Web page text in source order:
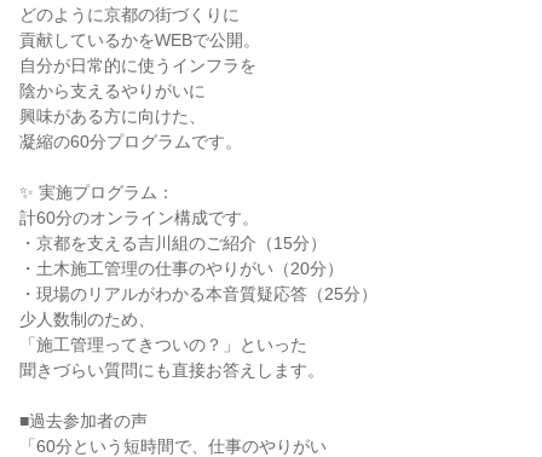
どのように京都の街づくりに
貢献しているかをWEBで公開。
自分が日常的に使うインフラを
陰から支えるやりがいに
興味がある方に向けた、
凝縮の60分プログラムです。
✨ 実施プログラム：
計60分のオンライン構成です。
・京都を支える吉川組のご紹介（15分）
・土木施工管理の仕事のやりがい（20分）
・現場のリアルがわかる本音質疑応答（25分）
少人数制のため、
「施工管理ってきついの？」といった
聞きづらい質問にも直接お答えします。
■過去参加者の声
「60分という短時間で、仕事のやりがい